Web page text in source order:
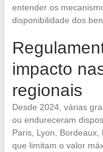
entender os
disponibilidade dos
impacto
regionais
Desde 2024, várias
ou endureceram
Paris, Lyon,
que limitam o valor